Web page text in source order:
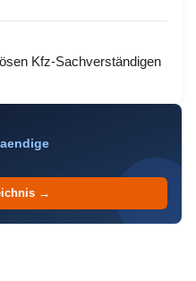
Kfz-Sachverständigen
→